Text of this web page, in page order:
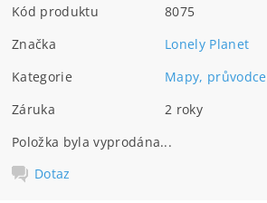
Kód produktu
8075
Značka
Lonely Planet
Kategorie
Mapy, průvodce
Záruka
2 roky
Položka byla vyprodána...
Dotaz